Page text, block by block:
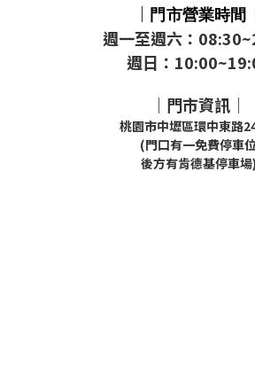
｜ 門市營業時間
週一至週六：
週日：
｜門市資訊｜
桃園市中壢區環中東路
(門口有一免費停車位
後方有肯德基停車場)